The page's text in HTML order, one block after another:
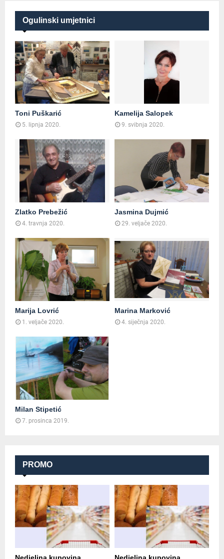
Ogulinski umjetnici
Toni Puškarić
5. lipnja 2020.
Kamelija Salopek
9. svibnja 2020.
Zlatko Prebežić
4. travnja 2020.
Jasmina Dujmić
29. veljače 2020.
Marija Lovrić
1. veljače 2020.
Marina Marković
4. siječnja 2020.
Milan Stipetić
7. prosinca 2019.
PROMO